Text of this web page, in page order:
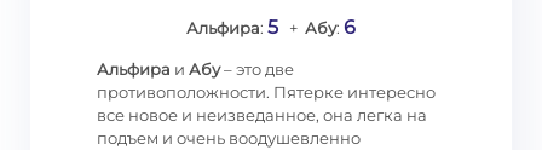
Альфира: 5 + Абу: 6
Альфира и Абу– это две
противоположности. Пятерке интересно
все новое и неизведанное, она легка на
подъем и очень воодушевленно